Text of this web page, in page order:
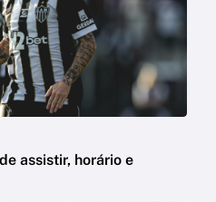
assistir, horário e